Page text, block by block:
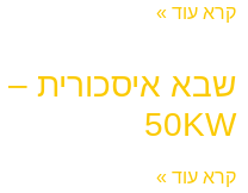
קרא עוד »
שבא איסכורית
50KW
קרא עוד »